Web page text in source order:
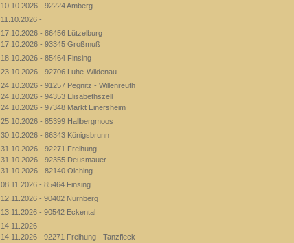
10.10.2026 - 92224 Amberg
11.10.2026 -
17.10.2026 - 86456 Lützelburg
17.10.2026 - 93345 Großmuß
18.10.2026 - 85464 Finsing
23.10.2026 - 92706 Luhe-Wildenau
24.10.2026 - 91257 Pegnitz - Willenreuth
24.10.2026 - 94353 Elisabethszell
24.10.2026 - 97348 Markt Einersheim
25.10.2026 - 85399 Hallbergmoos
30.10.2026 - 86343 Königsbrunn
31.10.2026 - 92271 Freihung
31.10.2026 - 92355 Deusmauer
31.10.2026 - 82140 Olching
08.11.2026 - 85464 Finsing
12.11.2026 - 90402 Nürnberg
13.11.2026 - 90542 Eckental
14.11.2026 -
14.11.2026 - 92271 Freihung - Tanzfleck